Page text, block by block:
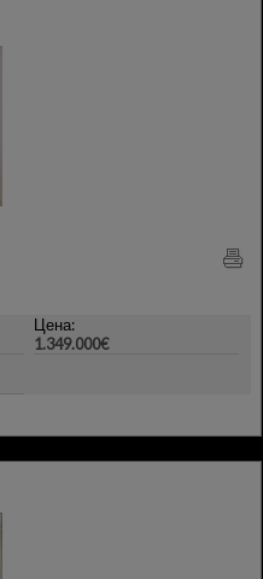
Цена:
1.349.000€